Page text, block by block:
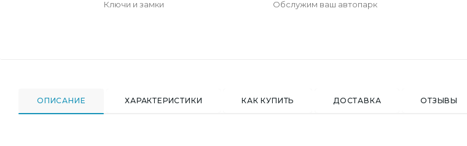
Ключи и замки Обслужим ваш автопарк
ОПИСАНИЕ ХАРАКТЕРИСТИКИ КАК КУПИТЬ ДОСТАВКА ОТЗЫВЫ